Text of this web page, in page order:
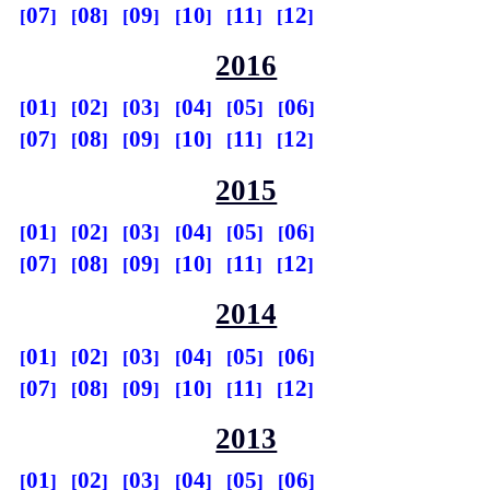
07 08 09 10 11 12
2016
01 02 03 04 05
06
07
08 09 10 11 12
2015
01 02 03 04 05
06
07
08 09 10 11 12
2014
01 02 03 04 05
06
07
08 09 10 11 12
2013
01 02 03 04 05 06